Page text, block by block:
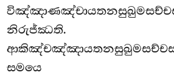
නිරුජ්ඣති.
සමයෙ